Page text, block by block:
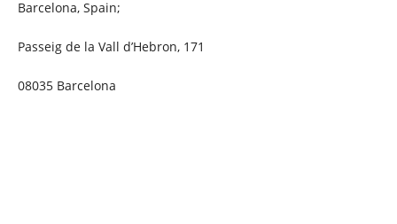
Barcelona, Spain;
Passeig de la Vall d’Hebron, 171
08035 Barcelona